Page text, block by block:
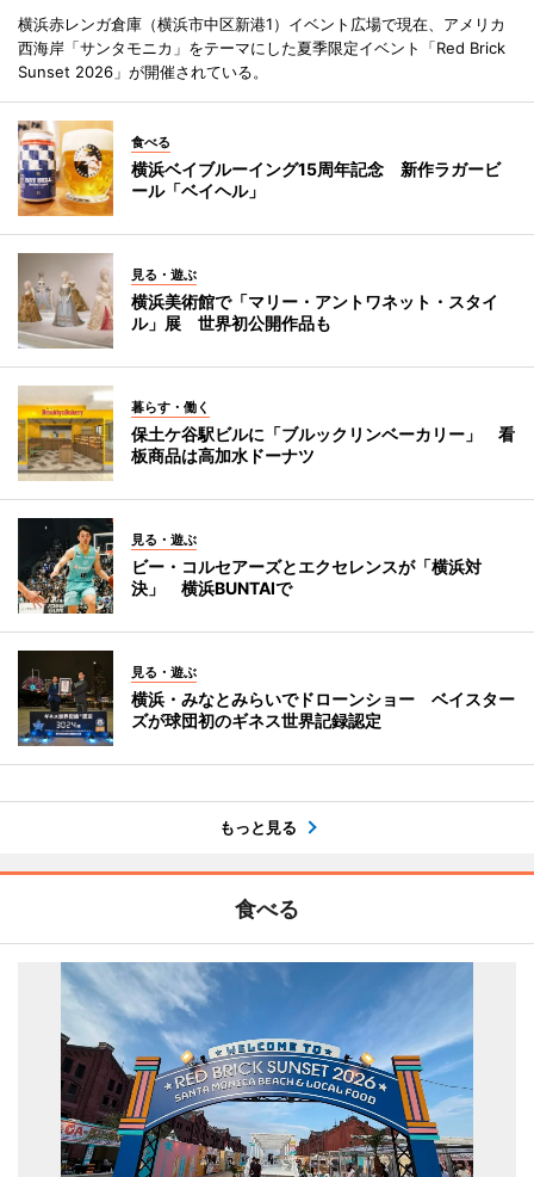
横浜赤レンガ倉庫（横浜市中区新港1）イベント広場で現在、アメリカ
西海岸「サンタモニカ」をテーマにした夏季限定イベント「Red Brick
Sunset 2026」が開催されている。
食べる
横浜ベイブルーイング15周年記念 新作ラガービ
ール「ベイヘル」
見る・遊ぶ
横浜美術館で「マリー・アントワネット・スタイ
ル」展 世界初公開作品も
暮らす・働く
保土ケ谷駅ビルに「ブルックリンベーカリー」 看
板商品は高加水ドーナツ
見る・遊ぶ
ビー・コルセアーズとエクセレンスが「横浜対
決」 横浜BUNTAIで
見る・遊ぶ
横浜・みなとみらいでドローンショー ベイスター
ズが球団初のギネス世界記録認定
もっと見る
食べる